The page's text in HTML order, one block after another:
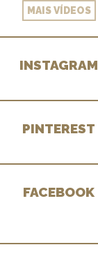
MAIS VÍDEOS
INSTAGRAM
PINTEREST
FACEBOOK